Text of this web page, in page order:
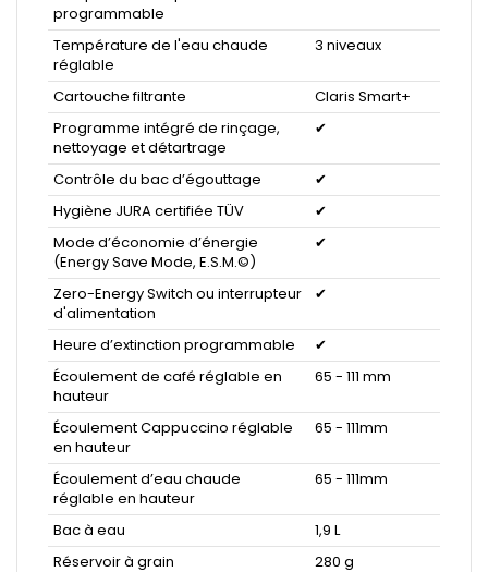
programmable
Température de l'eau chaude
réglable
3 niveaux
Cartouche filtrante
Claris Smart+
Programme intégré de rinçage,
nettoyage et détartrage
✔
Contrôle du bac d’égouttage
✔
Hygiène JURA certifiée TÜV
✔
Mode d’économie d’énergie
(Energy Save Mode, E.S.M.©)
✔
Zero-Energy Switch ou interrupteur
d'alimentation
✔
Heure d’extinction programmable
✔
Écoulement de café réglable en
hauteur
65 - 111 mm
Écoulement Cappuccino réglable
en hauteur
65 - 111mm
Écoulement d’eau chaude
réglable en hauteur
65 - 111mm
Bac à eau
1,9 L
Réservoir à grain
280 g